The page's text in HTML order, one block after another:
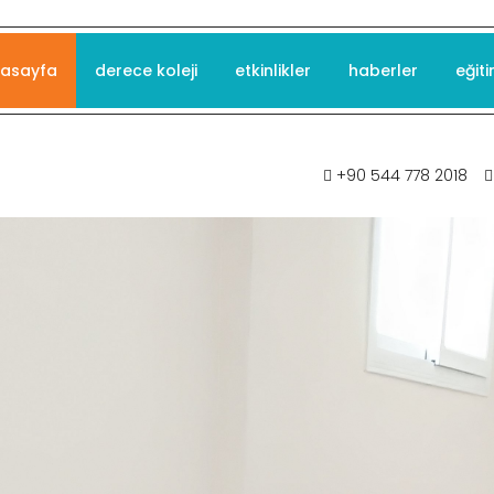
derece koleji etkinlikler haberler
+90 544 778 2018